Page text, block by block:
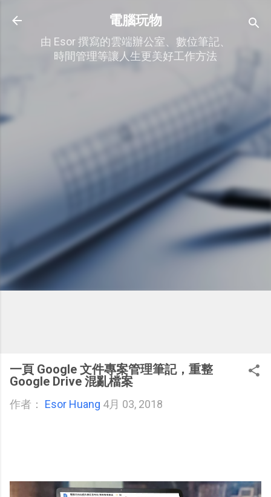
跳到主要內容
電腦玩物
由 Esor 撰寫的雲端辦公室、數位筆記、
時間管理等讓人生更美好工作方法
一頁 Google 文件專案管理筆記，重整
Google Drive 混亂檔案
作者： Esor Huang 4月 03, 2018